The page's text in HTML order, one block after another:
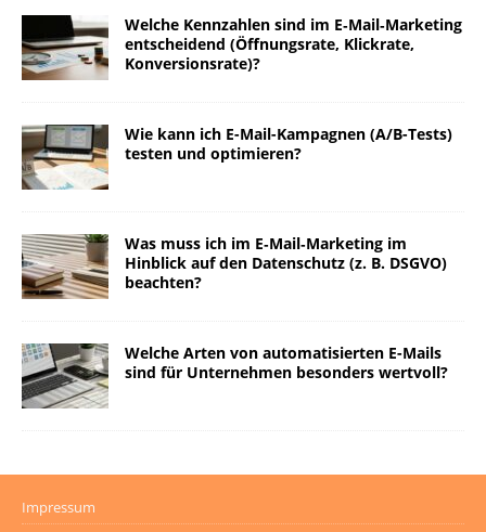
Welche Kennzahlen sind im E‑Mail‑Marketing
entscheidend (Öffnungsrate, Klickrate,
Konversionsrate)?
Wie kann ich E-Mail-Kampagnen (A/B-Tests)
testen und optimieren?
Was muss ich im E‑Mail‑Marketing im
Hinblick auf den Datenschutz (z. B. DSGVO)
beachten?
Welche Arten von automatisierten E-Mails
sind für Unternehmen besonders wertvoll?
Impressum